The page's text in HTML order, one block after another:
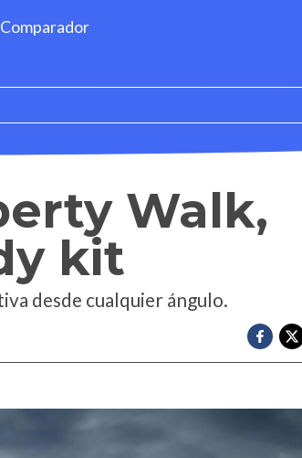
Comparador
Walk,
kit
desde cualquier ángulo.